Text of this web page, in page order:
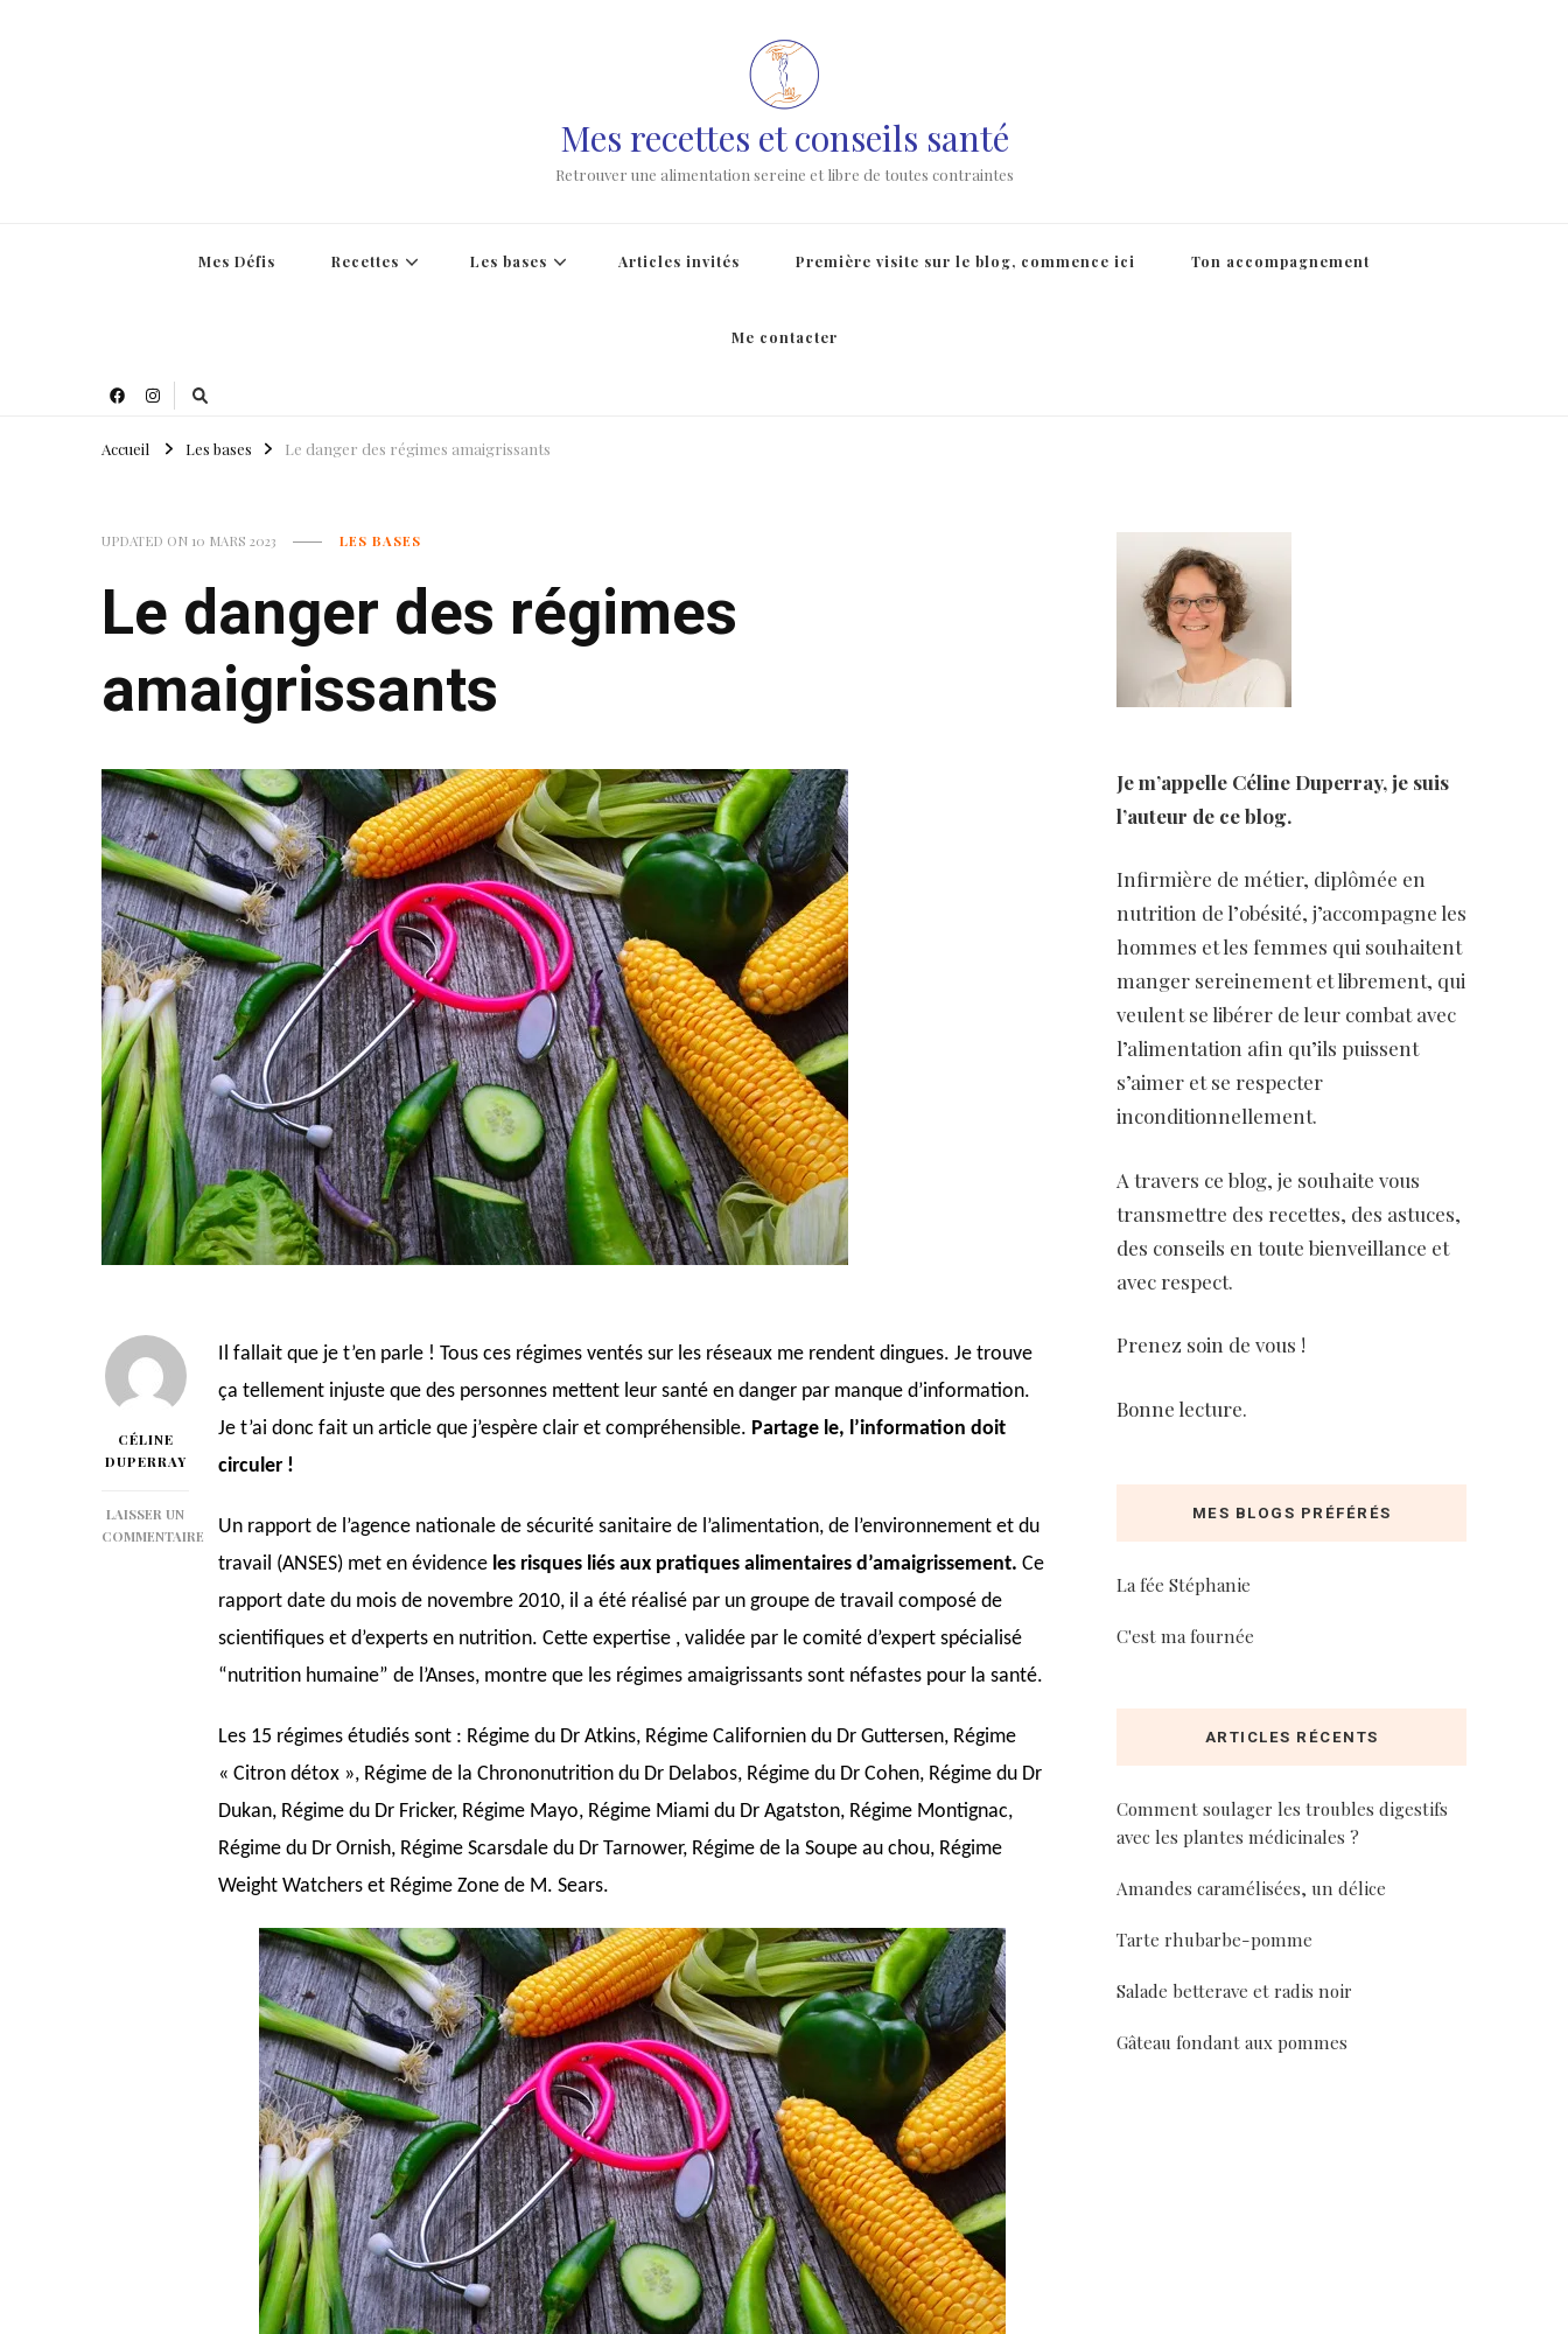
Mes recettes et conseils santé
Retrouver une alimentation sereine et libre de toutes contraintes
Mes Défis Recettes Les bases Articles invités Première visite sur le blog, commence ici Ton accompagnement
Me contacter
Accueil Les bases Le danger des régimes amaigrissants
UPDATED ON 10 MARS 2023 LES BASES
Le danger des régimes
amaigrissants
CÉLINE
DUPERRAY
LAISSER UN
COMMENTAIRE
AMAIGRISSANTS
Il fallait que je t’en parle ! Tous ces régimes ventés sur les réseaux me rendent dingues. Je trouve
ça tellement injuste que des personnes mettent leur santé en danger par manque d’information.
Je t’ai donc fait un article que j’espère clair et compréhensible. Partage le, l’information doit
circuler !
Un rapport de l’agence nationale de sécurité sanitaire de l’alimentation, de l’environnement et du
travail (ANSES) met en évidence les risques liés aux pratiques alimentaires d’amaigrissement. Ce
rapport date du mois de novembre 2010, il a été réalisé par un groupe de travail composé de
scientifiques et d’experts en nutrition. Cette expertise , validée par le comité d’expert spécialisé
“nutrition humaine” de l’Anses, montre que les régimes amaigrissants sont néfastes pour la santé.
Les 15 régimes étudiés sont : Régime du Dr Atkins, Régime Californien du Dr Guttersen, Régime
« Citron détox », Régime de la Chrononutrition du Dr Delabos, Régime du Dr Cohen, Régime du Dr
Dukan, Régime du Dr Fricker, Régime Mayo, Régime Miami du Dr Agatston, Régime Montignac,
Régime du Dr Ornish, Régime Scarsdale du Dr Tarnower, Régime de la Soupe au chou, Régime
Weight Watchers et Régime Zone de M. Sears.
Je m’appelle Céline Duperray, je suis
l’auteur de ce blog.
Infirmière de métier, diplômée en
nutrition de l’obésité, j’accompagne les
hommes et les femmes qui souhaitent
manger sereinement et librement, qui
veulent se libérer de leur combat avec
l’alimentation afin qu’ils puissent
s’aimer et se respecter
inconditionnellement.
A travers ce blog, je souhaite vous
transmettre des recettes, des astuces,
des conseils en toute bienveillance et
avec respect.
Prenez soin de vous !
Bonne lecture.
MES BLOGS PRÉFÉRÉS
La fée Stéphanie
C'est ma fournée
ARTICLES RÉCENTS
Comment soulager les troubles digestifs
avec les plantes médicinales ?
Amandes caramélisées, un délice
Tarte rhubarbe-pomme
Salade betterave et radis noir
Gâteau fondant aux pommes